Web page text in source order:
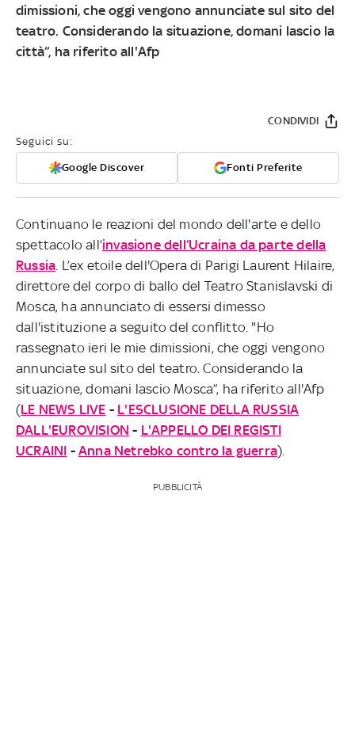
dimissioni, che oggi vengono annunciate sul sito del
teatro. Considerando la situazione, domani lascio la
città”, ha riferito all'Afp
Seguici su:
Google Discover Fonti Preferite
CONDIVIDI
Continuano le reazioni del mondo dell'arte e dello
spettacolo all’invasione dell’Ucraina da parte della
Russia . L’ex etoile dell'Opera di Parigi Laurent Hilaire,
direttore del corpo di ballo del Teatro Stanislavski di
Mosca, ha annunciato di essersi dimesso
dall'istituzione a seguito del conflitto. "Ho
rassegnato ieri le mie dimissioni, che oggi vengono
annunciate sul sito del teatro. Considerando la
situazione, domani lascio Mosca”, ha riferito all'Afp
(LE NEWS LIVE - L'ESCLUSIONE DELLA RUSSIA
DALL'EUROVISION - L'APPELLO DEI REGISTI
UCRAINI -Anna Netrebko contro la guerra).
PUBBLICITÀ